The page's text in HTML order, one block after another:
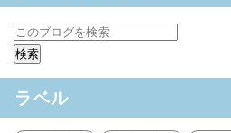
ラベル